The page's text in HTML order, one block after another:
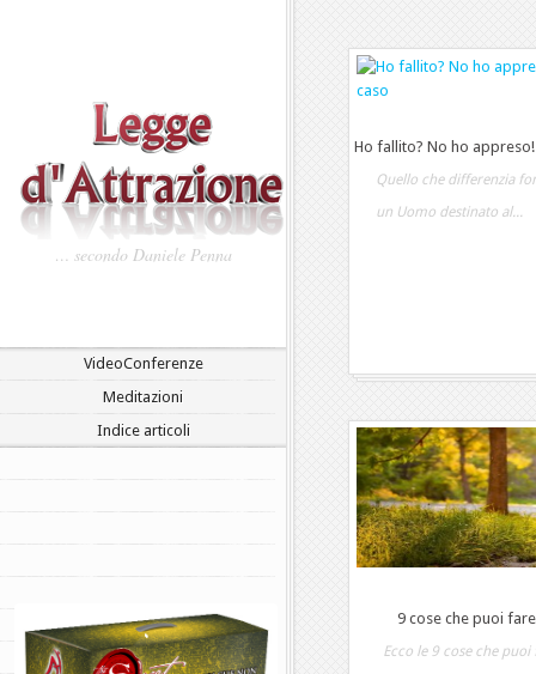
… secondo Daniele Penna
VideoConferenze
Meditazioni
Indice articoli
.
Ho fallito? No ho
Quello che differenzia
un Uomo destinato al...
9 cose che puoi
Ecco le 9 cose che